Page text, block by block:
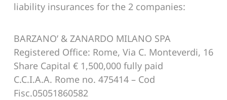
liability insurances for the 2 companies:
BARZANO’ & ZANARDO MILANO SPA
Registered Office: Rome, Via C. Monteverdi, 16
Share Capital € 1,500,000 fully paid
C.C.I.A.A. Rome no. 475414 – Cod
Fisc.05051860582